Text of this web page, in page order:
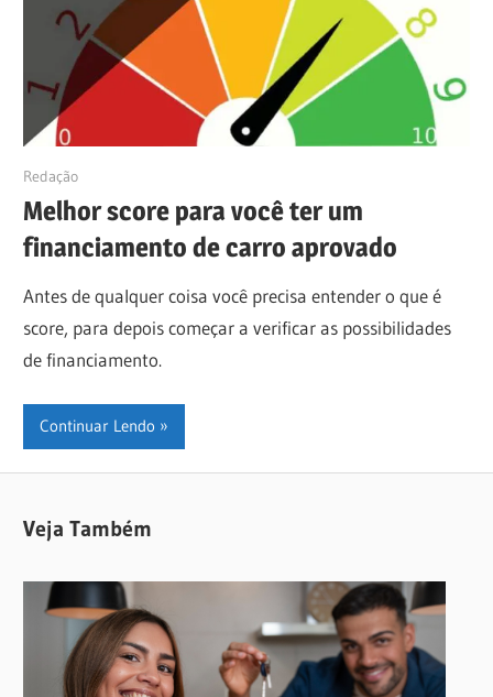
20/12/2019
Redação
Melhor score para você ter um
financiamento de carro aprovado
Antes de qualquer coisa você precisa entender o que é
score, para depois começar a verificar as possibilidades
de financiamento.
Continuar Lendo
Veja Também